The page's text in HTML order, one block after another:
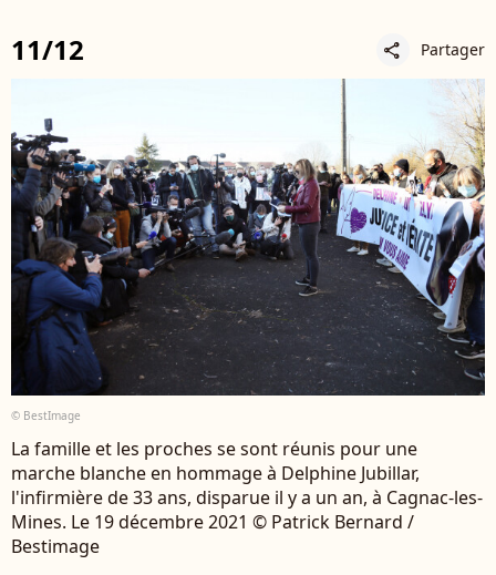
11/12 share Partager
© BestImage
La famille et les proches se sont réunis pour une
marche blanche en hommage à Delphine Jubillar,
l'infirmière de 33 ans, disparue il y a un an, à Cagnac-les-
Mines. Le 19 décembre 2021 © Patrick Bernard /
Bestimage